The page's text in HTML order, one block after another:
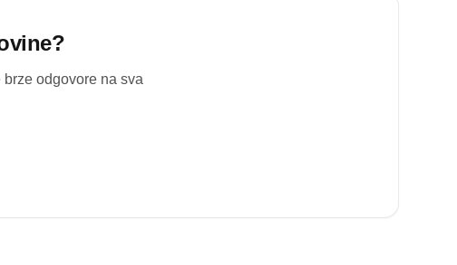
?
odgovore na sva